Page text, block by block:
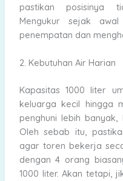
pastikan posisinya
Mengukur sejak
penempatan dan
2. Kebutuhan Air Harian
Kapasitas 1000 liter
keluarga kecil hingga
penghuni lebih
Oleh sebab itu,
agar toren bekerja
dengan 4 orang
1000 liter. Akan tetapi,